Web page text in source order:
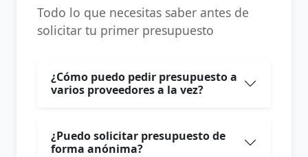
Todo lo que necesitas saber antes de
solicitar tu primer presupuesto
¿Cómo puedo pedir presupuesto a
varios proveedores a la vez?
¿Puedo solicitar presupuesto de
forma anónima?